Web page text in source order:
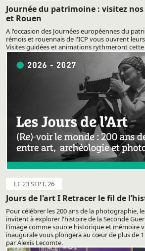
Journée du patrimoine : visitez
et Rouen
A l'occasion des Journées européennes du
rémois et rouennais de l'ICP vous ouvrent
Visites guidées et animations rythmeront
LE 23 SEPT. 26
Jours de l'art I Retracer le fil de
Pour célébrer les 200 ans de la photographie,
invitent à explorer l'histoire de la Seconde
l'image comme source historique et mémoire
inaugurale vous plongera au cœur de plus de
par Alexis Lecomte.